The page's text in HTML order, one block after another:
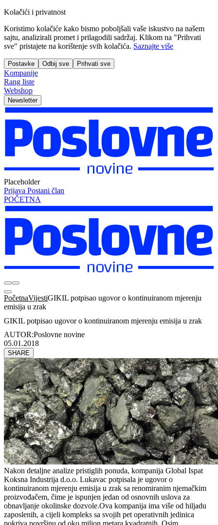
Kolačići i privatnost
Koristimo kolačiće kako bismo poboljšali vaše iskustvo na našem
sajtu, analizirali promet i prilagodili sadržaj. Klikom na "Prihvati
sve" pristajete na korištenje svih kolačića. Saznajte više
Postavke Odbij sve Prihvati sve
Kompanije
Rang liste
Webshop
Newsletter
Placeholder
Prijava Postani član
POČETNA
PočetnaVijestiGIKIL potpisao ugovor o kontinuiranom mjerenju
emisija u zrak
GIKIL potpisao ugovor o kontinuiranom mjerenju emisija u zrak
AUTOR:Poslovne novine
05.01.2018
SHARE
Nakon detaljne analize pristiglih ponuda, kompanija Global Ispat
Koksna Industrija d.o.o. Lukavac potpisala je ugovor o
kontinuiranom mjerenju emisija u zrak sa renomiranim njemačkim
proizvođačem, čime je ispunjen jedan od osnovnih uslova za
obnavljanje okolinske dozvole.Ova kompanija ima više od hiljadu
zaposlenih, a cijeli kompleks sa svojih pet operativnih jedinica